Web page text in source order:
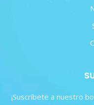
¡Suscríbete a nuestro